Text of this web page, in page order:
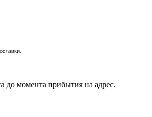
до момента прибытия на адрес.